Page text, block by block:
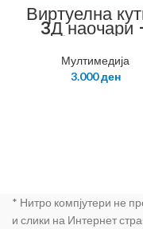
Виртуелна
3Д наочари
Nitro N-VR
BOX-Jabolko
3D 2
Мултимедија
3.000ден
* Нитро компјутери не
и слики на Интернет